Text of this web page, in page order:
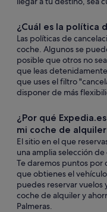
¿Cuál es la política
Las políticas de
coche. Algunos se
posible que otros no
que leas
que uses el filtro
disponer de más
¿Por qué
mi coche de
El sitio en el que
una amplia selección
Te daremos puntos por
que obtienes el
puedes reservar vuelos
coche de alquiler y
Palmeras.